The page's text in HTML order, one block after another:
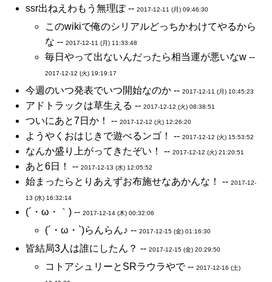
ssr出ねえわもう無理ぽ -- 2017-12-11 (月) 09:46:30
このwikiで俺のシリアルどっちかわけてやるから
な -- 2017-12-11 (月) 11:33:48
毎日やって出ないんだったら相当運が悪いなw --
2017-12-12 (火) 19:19:17
今週のいつ発表でいつ開始なのか -- 2017-12-11 (月) 10:45:23
アドトラックは草生える -- 2017-12-12 (火) 08:38:51
ついにあと7日か！ -- 2017-12-12 (火) 12:26:20
ようやくおはじきで遊べるンゴ！ -- 2017-12-12 (火) 15:53:52
なんか盛り上がってきたぞい！ -- 2017-12-12 (火) 21:20:51
あと6日！ -- 2017-12-13 (水) 12:05:52
始まったらとりあえずお布施せなあかんな！ -- 2017-12-
13 (水) 16:32:14
(´・ω・｀) -- 2017-12-14 (木) 00:32:06
(´・ω・`)らんらん♪ -- 2017-12-15 (金) 01:16:30
皆結局3人は誰にしたん？ -- 2017-12-15 (金) 20:29:50
コトアシュリーとSRラウラやで -- 2017-12-16 (土)